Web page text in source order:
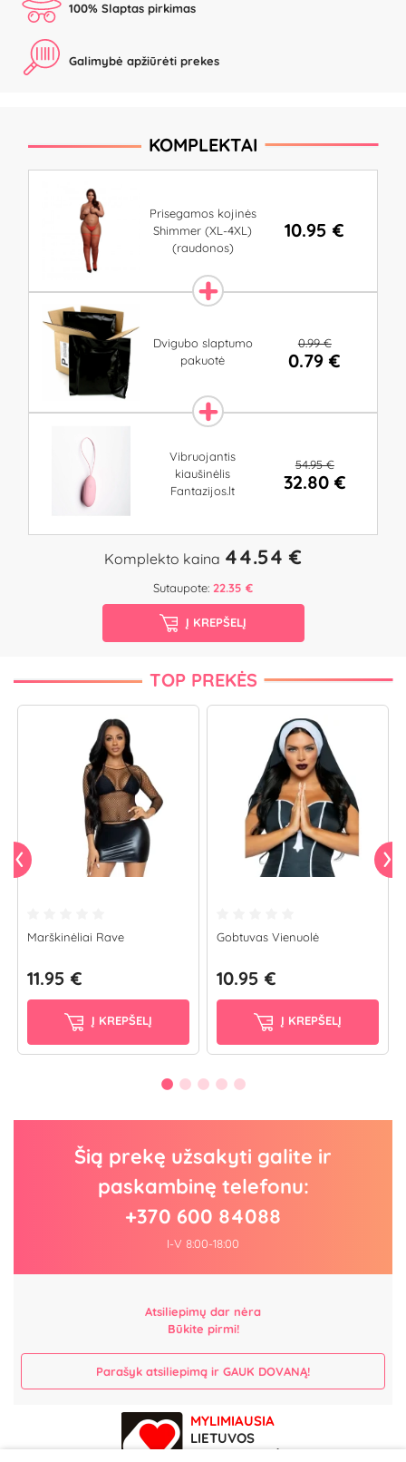
100% Slaptas pirkimas
Galimybė apžiūrėti prekes
KOMPLEKTAI
Prisegamos kojinės
Shimmer (XL-4XL)
(raudonos)
10.95 €
Dvigubo slaptumo
pakuotė
0.99 €
0.79 €
Vibruojantis
kiaušinėlis
Fantazijos.lt
54.95 €
32.80 €
Komplekto kaina 44.54 €
Sutaupote: 22.35 €
Į KREPŠELĮ
TOP PREKĖS
Marškinėliai Rave
11.95 €
Į KREPŠELĮ
Gobtuvas Vienuolė
10.95 €
Į KREPŠELĮ
Šią prekę užsakyti galite ir
paskambinę telefonu:
+370 600 84088
I-V 8:00-18:00
Atsiliepimų dar nėra
Būkite pirmi!
Parašyk atsiliepimą ir GAUK DOVANĄ!
MYLIMIAUSIA
LIETUVOS